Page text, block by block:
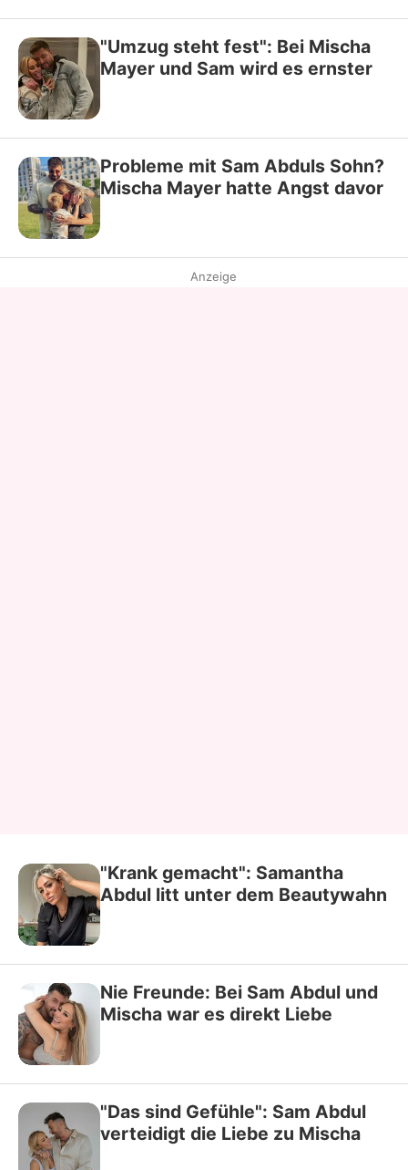
"Umzug steht fest": Bei Mischa
Mayer und Sam wird es ernster
Probleme mit Sam Abduls Sohn?
Mischa Mayer hatte Angst davor
Anzeige
"Krank gemacht": Samantha
Abdul litt unter dem Beautywahn
Nie Freunde: Bei Sam Abdul und
Mischa war es direkt Liebe
"Das sind Gefühle": Sam Abdul
verteidigt die Liebe zu Mischa